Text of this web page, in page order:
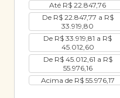
Até R$ 22.847,76
De R$ 22.847,77 a R$
33.919,80
De R$ 33.919,81 a R$
45.012,60
De R$ 45.012,61 a R$
55.976,16
Acima de R$ 55.976,17